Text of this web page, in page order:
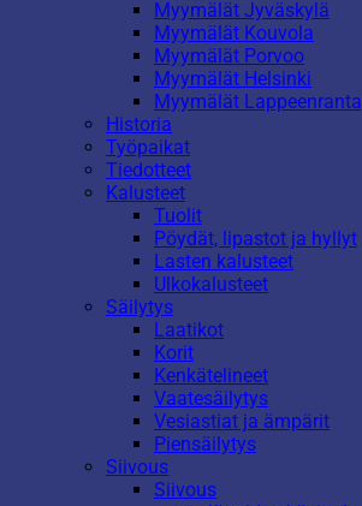
Myymälät Jyväskylä
Myymälät Kouvola
Myymälät Porvoo
Myymälät Helsinki
Myymälät Lappeenranta
Historia
Työpaikat
Tiedotteet
Kalusteet
Tuolit
Pöydät, lipastot ja hyllyt
Lasten kalusteet
Ulkokalusteet
Säilytys
Laatikot
Korit
Kenkätelineet
Vaatesäilytys
Vesiastiat ja ämpärit
Piensäilytys
Siivous
Siivous